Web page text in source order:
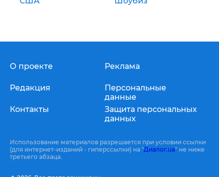
О проекте
Редакция
Контакты
Реклама
Персональные
данные
Защита персональных
данных
Использование материалов разрешается при условии ссылки
(для интернет-изданий - гиперссылки) на "Диалог.ua" не ниже
третьего абзаца.